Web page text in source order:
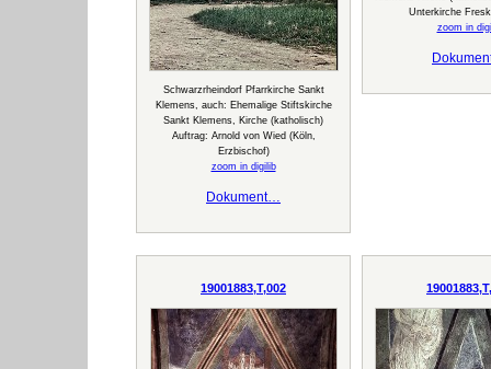
Schwarzrheindorf Pfarrkirche Sankt
Klemens, auch: Ehemalige Stiftskirche
Sankt Klemens, Kirche (katholisch)
Auftrag: Arnold von Wied (Köln,
Erzbischof)
zoom in digilib
Dokument…
Unterkirche
zoom in
19001883,T,002